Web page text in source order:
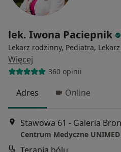
lek. Iwona Paciepnik
Lekarz rodzinny, Pediatra,
Więcej
360 opinii
Adres Online
Stawowa 61 - Galeria
Centrum Medyczne UNIMED